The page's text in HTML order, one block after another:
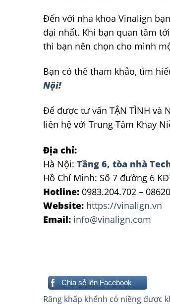
Đến với nha khoa Vinalign
đại nhất. Khi bạn quan tâm
thì bạn nên chọn cho mình
Bạn có thể tham khảo, tìm
Nội!
Để được tư vấn TẬN TÌNH và
liên hệ với Trung Tâm Khay
Địa chỉ:
Hà Nội: Tầng 6, tòa nhà
Hồ Chí Minh: Số 7 đường 6
Hotline: 0983.204.702 –
Website: https://vinalign.vn
Email: info@vinalign.com
Chia sẻ lên Facebook
Răng khấp khểnh có niềng được